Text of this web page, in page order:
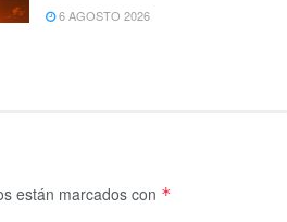
6 AGOSTO 2026
están marcados con *